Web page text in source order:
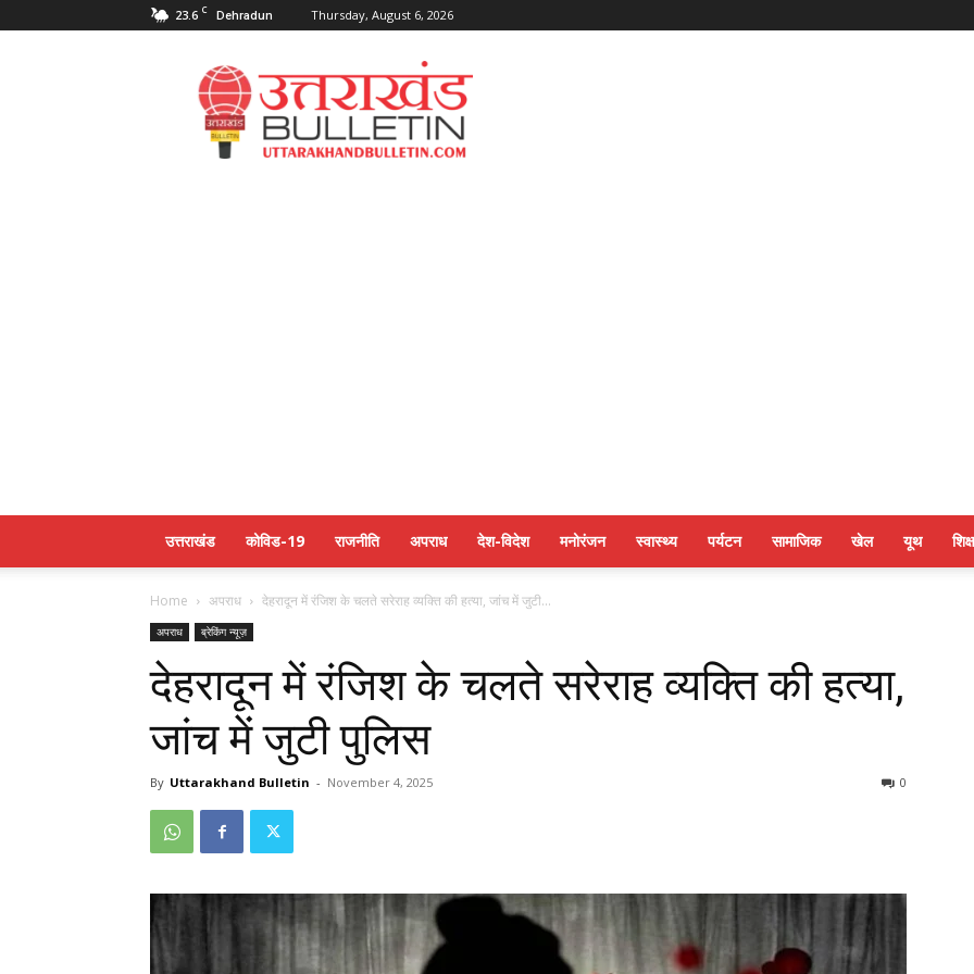
23.6 C Dehradun Thursday, August 6, 2026
Uttarakahnd
Bulletin
उत्तराखंड कोविड-19 राजनीति अपराध देश-विदेश मनोरंजन स्वास्थ्य पर्यटन सामाजिक खेल यूथ
Home अपराध देहरादून में रंजिश के चलते सरेराह व्यक्ति की हत्या, जांच में जुटी...
अपराध ब्रेकिंग न्यूज़
देहरादून में रंजिश के चलते सरेराह व्यक्ति की हत्या,
जांच में जुटी पुलिस
By Uttarakhand Bulletin - November 4, 2025 0